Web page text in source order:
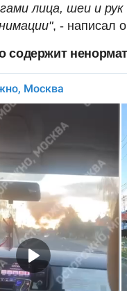
лица, шеи и
, - написал
содержит